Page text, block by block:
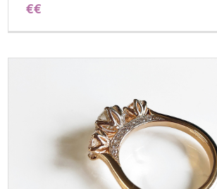
€€